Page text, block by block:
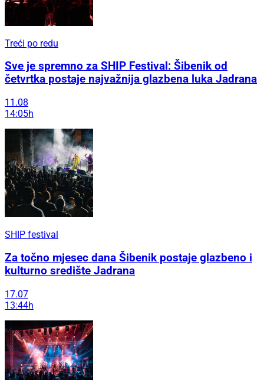
Treći po redu
Sve je spremno za SHIP Festival: Šibenik od
četvrtka postaje najvažnija glazbena luka Jadrana
11.08
14:05h
SHIP festival
Za točno mjesec dana Šibenik postaje glazbeno i
kulturno središte Jadrana
17.07
13:44h